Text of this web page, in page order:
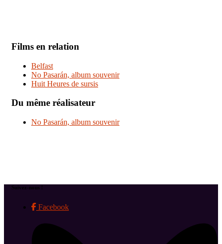
Films en relation
Belfast
No Pasarán, album souvenir
Huit Heures de sursis
Du même réalisateur
No Pasarán, album souvenir
Suivez-nous !
Facebook